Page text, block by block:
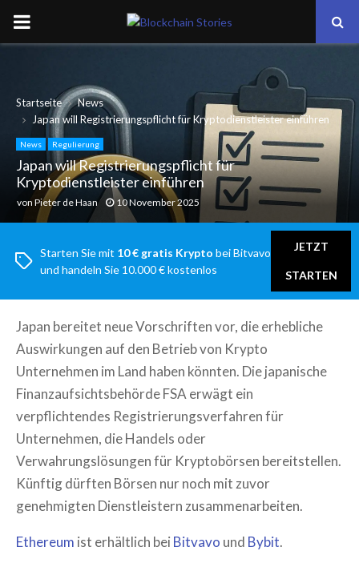
PRIMARY
Startseite
News
Japan will Registrierungspflicht für Kryptodienstleister einführen
News Regulierung
Japan will Registrierungspflicht für
Kryptodienstleister einführen
von Pieter de Haan 10 November 2025
Starten Sie mit 10 € gratis Krypto bei Bitvavo
und handeln Sie 10.000 € kostenlos
JETZT
STARTEN
Japan bereitet neue Vorschriften vor, die erhebliche
Auswirkungen auf den Betrieb von Krypto
Unternehmen im Land haben könnten. Die japanische
Finanzaufsichtsbehörde FSA erwägt ein
verpflichtendes Registrierungsverfahren für
Unternehmen, die Handels oder
Verwahrungslösungen für Kryptobörsen bereitstellen.
Künftig dürften Börsen nur noch mit zuvor
genehmigten Dienstleistern zusammenarbeiten.
Ethereum ist erhältlich bei Bitvavo und Bybit.